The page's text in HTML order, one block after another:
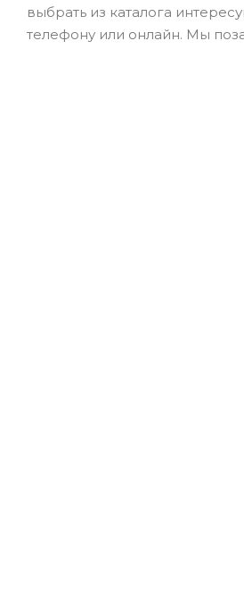
выбрать из каталога
телефону или онлайн. Мы